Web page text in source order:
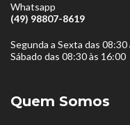
Whatsapp
(49) 98807-8619
Segunda a Sexta das 08:30
Sábado das 08:30 às 16:00
Quem Somos